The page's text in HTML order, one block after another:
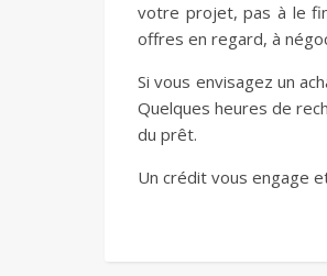
votre projet, pas à le
offres en regard, à
Si vous envisagez un
Quelques heures de
du prêt.
Un crédit vous engage